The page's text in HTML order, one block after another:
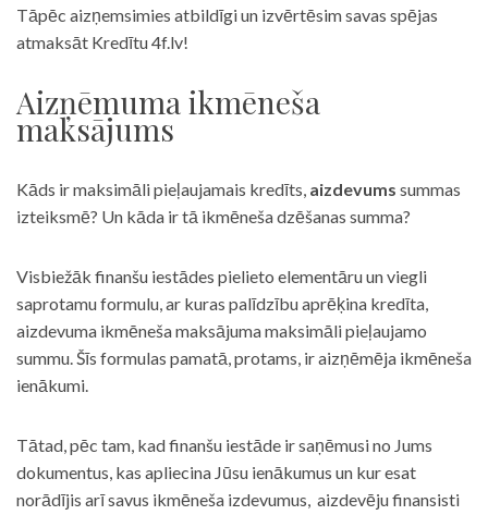
Tāpēc aizņemsimies atbildīgi un izvērtēsim savas spējas
atmaksāt Kredītu 4f.lv!
Aizņēmuma ikmēneša
maksājums
Kāds ir maksimāli pieļaujamais kredīts, aizdevums summas
izteiksmē? Un kāda ir tā ikmēneša dzēšanas summa?
Visbiežāk finanšu iestādes pielieto elementāru un viegli
saprotamu formulu, ar kuras palīdzību aprēķina kredīta,
aizdevuma ikmēneša maksājuma maksimāli pieļaujamo
summu. Šīs formulas pamatā, protams, ir aizņēmēja ikmēneša
ienākumi.
Tātad, pēc tam, kad finanšu iestāde ir saņēmusi no Jums
dokumentus, kas apliecina Jūsu ienākumus un kur esat
norādījis arī savus ikmēneša izdevumus, aizdevēju finansisti